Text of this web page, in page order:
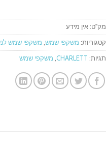
מק"ט: אין מידע
קטגוריות: משקפי שמש משקפי שמש
תגיות: CHARLETT משקפי שמש